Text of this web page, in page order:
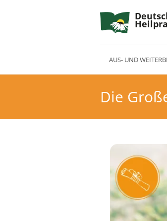
AUS- UND
Die